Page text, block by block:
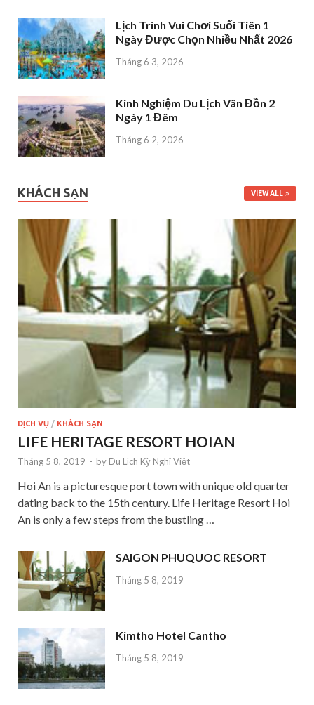
Lịch Trình Vui Chơi Suối Tiên 1
Ngày Được Chọn Nhiều Nhất 2026
Tháng 6 3, 2026
Kinh Nghiệm Du Lịch Vân Đồn 2
Ngày 1 Đêm
Tháng 6 2, 2026
KHÁCH SẠN VIEW ALL
DỊCH VỤ / KHÁCH SẠN
LIFE HERITAGE RESORT HOIAN
Tháng 5 8, 2019 - by Du Lịch Kỳ Nghỉ Việt
Hoi An is a picturesque port town with unique old quarter
dating back to the 15th century. Life Heritage Resort Hoi
An is only a few steps from the bustling …
SAIGON PHUQUOC RESORT
Tháng 5 8, 2019
Kimtho Hotel Cantho
Tháng 5 8, 2019